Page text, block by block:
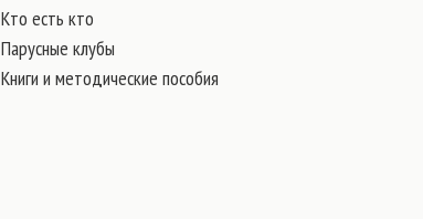
Кто есть кто
Парусные клубы
Книги и методические пособия